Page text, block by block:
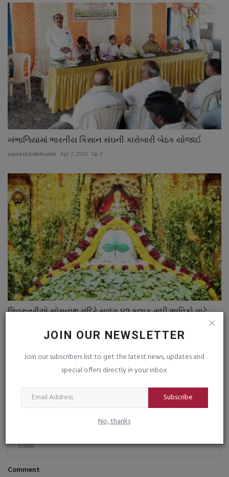
JOIN OUR NEWSLETTER
Join our subscribers list to get the latest news, updates and
special offers directly in your inbox
Subscribe
No, thanks
ખંભાળિયામાં ભારતીય કિસાન સંઘની કારોબારી બેઠક યોજાઈ
saurashtrabhoomi Apr 7, 2026 0
શિવરાત્રીએ સોમનાથ મંદિરે સળંગ ૪૨ કલાક સુધી ભાવિકો માટે...
COMMENTS FACEBOOK COMMENTS
Comment